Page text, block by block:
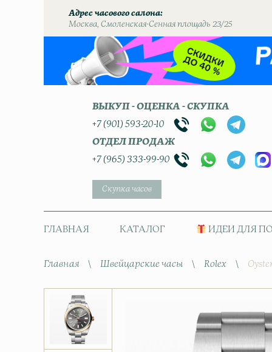
Адрес часового салона
Москва, Смоленская-Сенная площадь 23/25
ВЫКУП - ОЦЕНКА - СКУПКА
+7 (901) 593-20-10
ОТДЕЛ ПРОДАЖ
+7 (965) 333-99-90
Скупка часов
ГЛАВНАЯ КАТАЛОГ ИДЕИ ДЛЯ
Главная \ Швейцарские часы \ Rolex \